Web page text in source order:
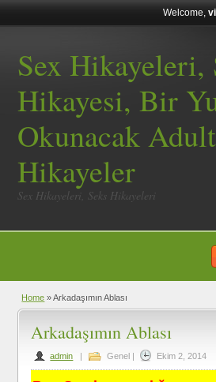
Welcome,
Sex Hikayeleri,
Hikayesi, Bir
Okunacak Adult
Hikayeler
Sex Hikayeleri, Seks Hikayeleri
Home » Arkadaşımın Ablası
Arkadaşımın Ablası
admin | Genel | Ekim 2, 2014